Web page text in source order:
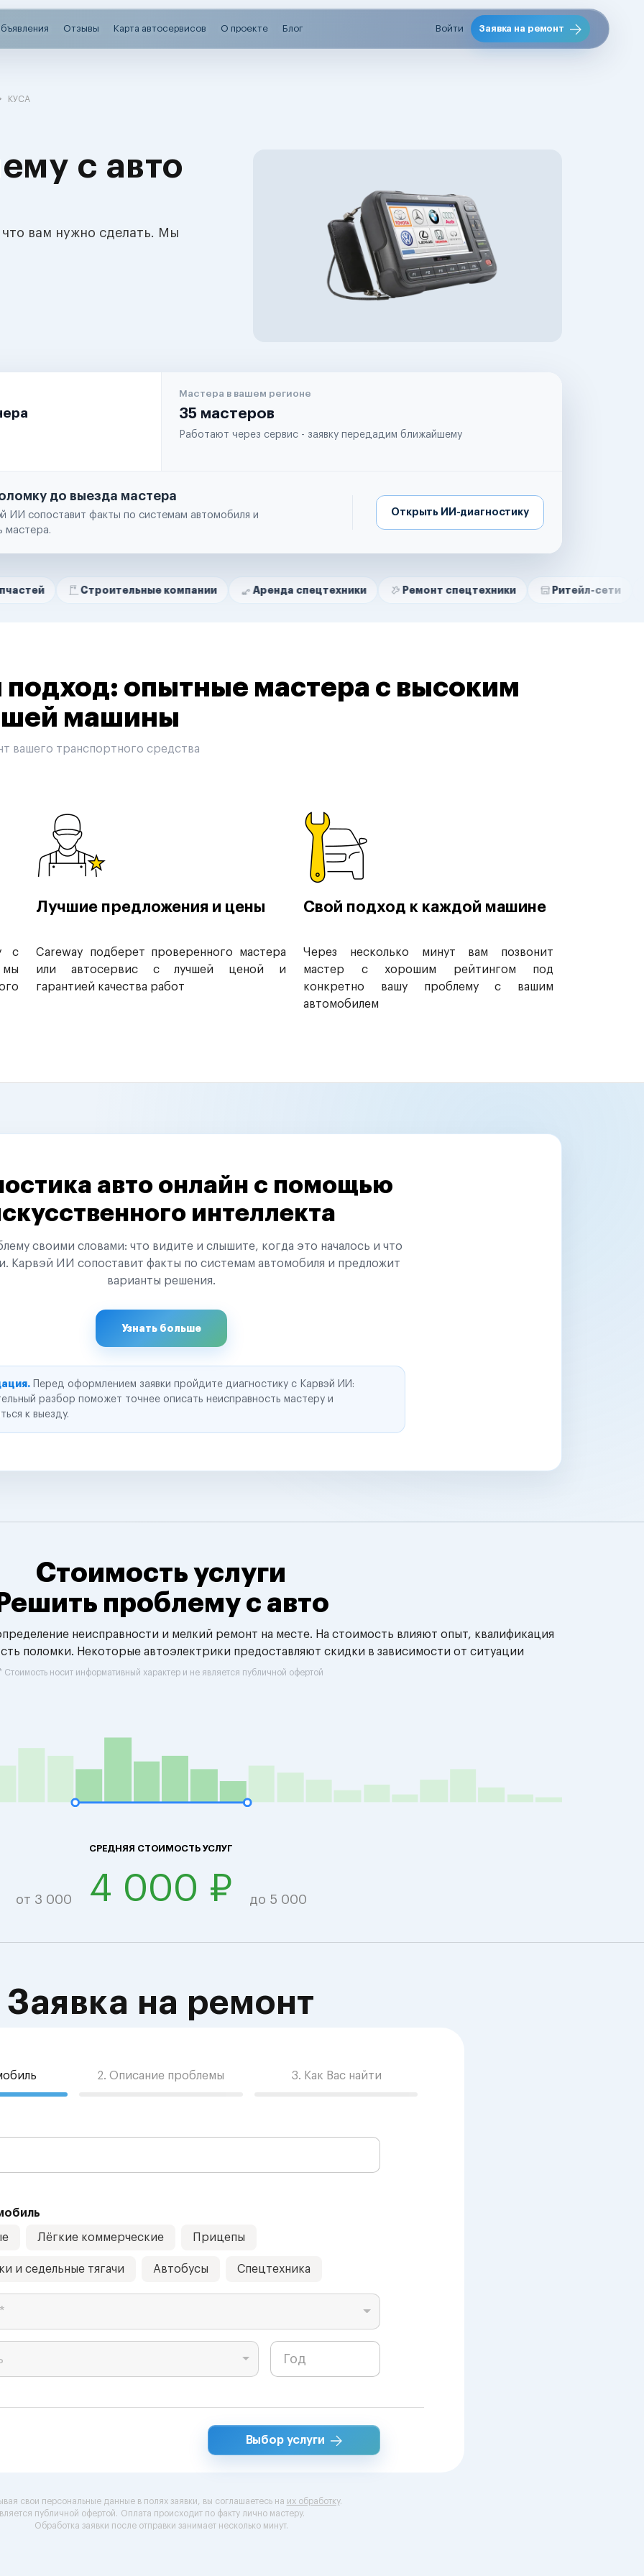
Отзывы Карта автосервисов О проекте Блог Войти Заявка на ремонт
КУСА
с авто
вам нужно сделать. Мы
Мастера в вашем регионе
35 мастеров
Работают через сервис - заявку передадим ближайшему
до выезда мастера
ИИ сопоставит факты по системам автомобиля и
мастера.
Открыть ИИ-диагностику
Строительные компании Аренда спецтехники Ремонт спецтехники Ритейл-сети
опытные мастера с высоким
машины
вашего транспортного средства
с
мы
Лучшие предложения и цены
Careway подберет проверенного мастера
или автосервис с лучшей ценой и
гарантией качества работ
Свой подход к каждой машине
Через несколько минут вам позвонит
мастер с хорошим рейтингом под
конкретно вашу проблему с вашим
автомобилем
авто онлайн с помощью
интеллекта
своими словами: что видите и слышите, когда это началось и что
Карвэй ИИ сопоставит факты по системам автомобиля и предложит
варианты решения.
Узнать больше
Перед оформлением заявки пройдите диагностику с Карвэй ИИ:
разбор поможет точнее описать неисправность мастеру и
к выезду.
Стоимость услуги
Решить проблему с авто
неисправности и мелкий ремонт на месте. На стоимость влияют опыт, квалификация
поломки. Некоторые автоэлектрики предоставляют скидки в зависимости от ситуации
Стоимость носит информативный характер и не является публичной офертой
СРЕДНЯЯ СТОИМОСТЬ УСЛУГ
от 3 000 4 000 ₽ до 5 000
Заявка на ремонт
2. Описание проблемы 3. Как Вас найти
Лёгкие коммерческие Прицепы
и седельные тягачи Автобусы Спецтехника
Выбор услуги
свои персональные данные в полях заявки, вы соглашаетесь на их обработку.
публичной офертой. Оплата происходит по факту лично мастеру.
Обработка заявки после отправки занимает несколько минут.